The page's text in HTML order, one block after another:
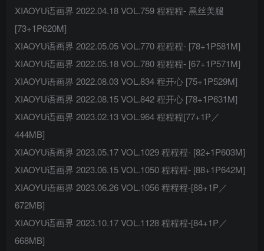
XIAOYU语画界 2022.04.18 VOL.759 程程程- 黑丝美腿
[73+1P620M]
XIAOYU语画界 2022.05.05 VOL.770 程程程- [78+1P581M]
XIAOYU语画界 2022.05.18 VOL.780 程程程- [67+1P571M]
XIAOYU语画界 2022.08.03 VOL.834 程开心 [75+1P529M]
XIAOYU语画界 2022.08.15 VOL.842 程开心 [78+1P631M]
XIAOYU语画界 2023.02.13 VOL.964 程程程[77+1P／
444MB]
XIAOYU语画界 2023.05.17 VOL.1029 程程程- [82+1P603M]
XIAOYU语画界 2023.06.15 VOL.1050 程程程- [88+1P642M]
XIAOYU语画界 2023.06.26 VOL.1056 程程程-[88+1P／
672MB]
XIAOYU语画界 2023.10.17 VOL.1128 程程程-[84+1P／
668MB]